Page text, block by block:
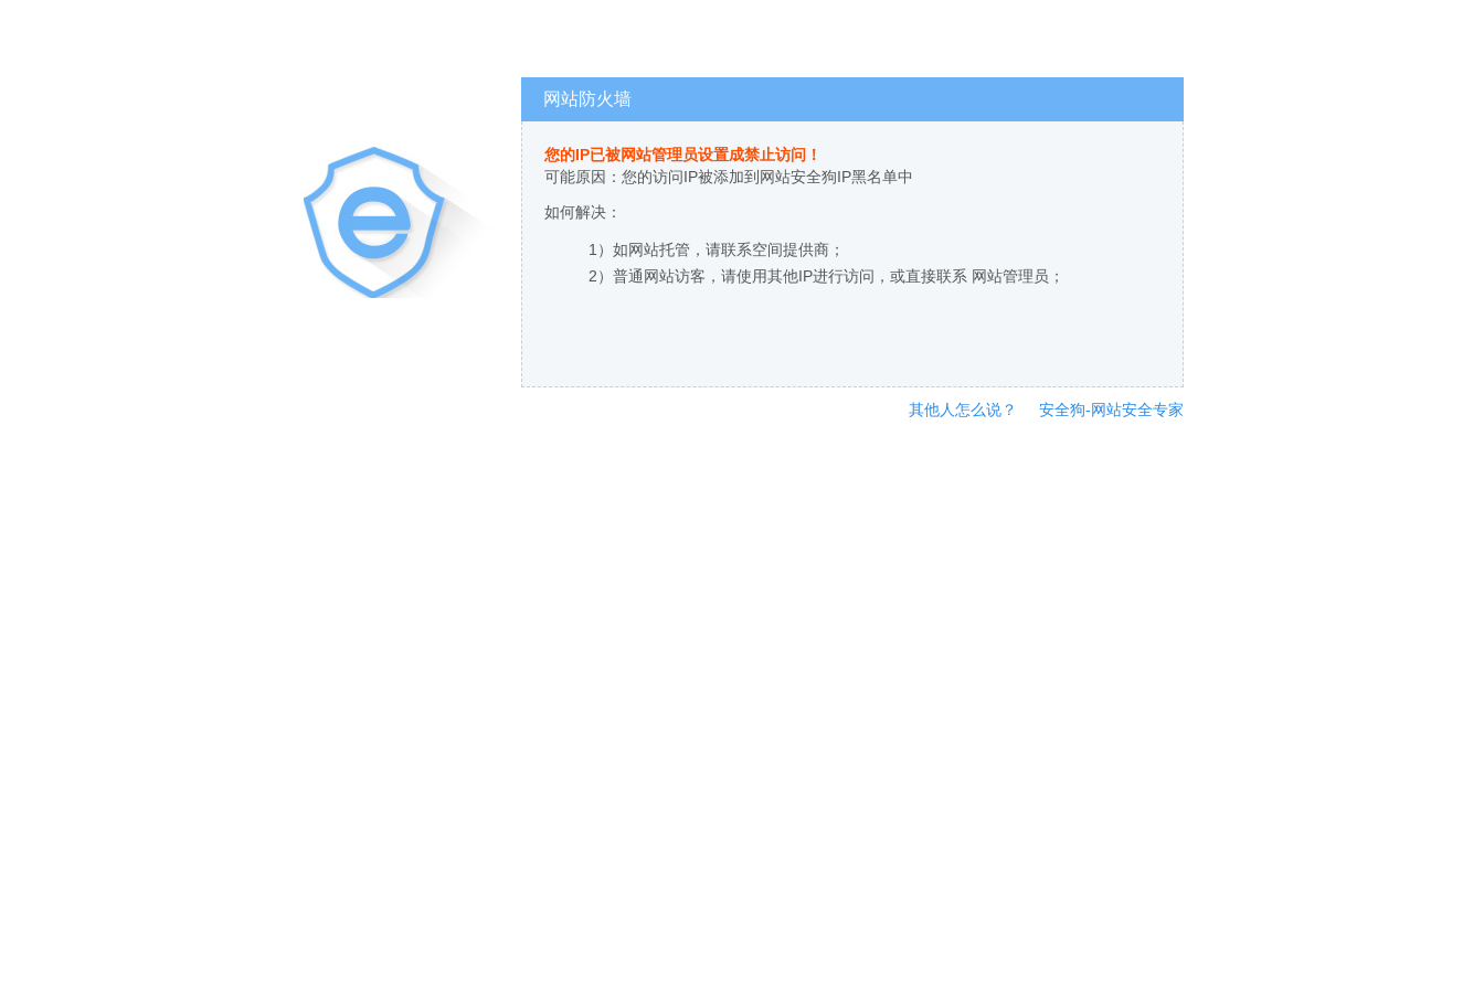
网站防火墙
您的IP已被网站管理员设置成禁止访问！
可能原因：您的访问IP被添加到网站安全狗IP黑名单中
如何解决：
1）如网站托管，请联系空间提供商；
2）普通网站访客，请使用其他IP进行访问，或直接联系 网站管理员；
其他人怎么说？ 安全狗-网站安全专家